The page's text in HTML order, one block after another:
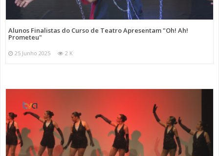
Alunos Finalistas do Curso de Teatro Apresentam "Oh! Ah!
Prometeu"
25 Junho 2025 2 K